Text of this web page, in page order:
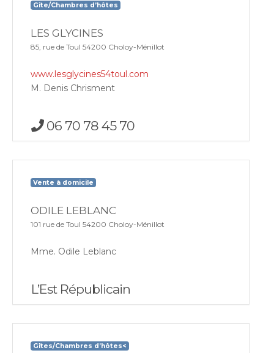
Gîte/Chambres d’hôtes
LES GLYCINES
85, rue de Toul 54200 Choloy-Ménillot
www.lesglycines54toul.com
M. Denis Chrisment
06 70 78 45 70
Vente à domicile
ODILE LEBLANC
101 rue de Toul 54200 Choloy-Ménillot
Mme. Odile Leblanc
L’Est Républicain
Gîtes/Chambres d’hôtes<